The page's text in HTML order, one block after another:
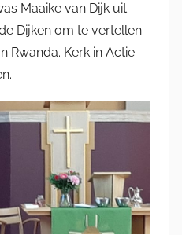
o
r
K
L
e
n
Maaike van Dijk uit
Dijken om te vertellen
Rwanda. Kerk in Actie